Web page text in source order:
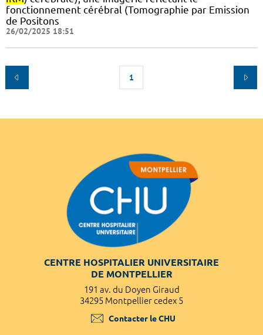
fonctionnement cérébral (Tomographie par Emission
de Positons
26/02/2025 18:51
1
CENTRE HOSPITALIER UNIVERSITAIRE
DE MONTPELLIER
191 av. du Doyen Giraud
34295 Montpellier cedex 5
Contacter le CHU